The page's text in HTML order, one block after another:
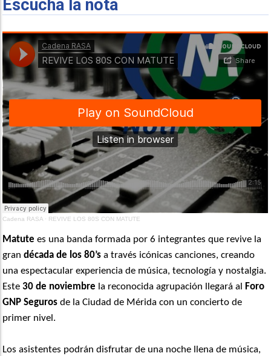
Escucha la nota
Cadena RASA · REVIVE LOS 80S CON MATUTE
Matute es una banda formada por 6 integrantes que revive la
grandécada de los 80’s a través icónicas canciones, creando
una espectacular experiencia de música, tecnología y nostalgia.
Este 30 de noviembre la reconocida agrupación llegará al
Foro
GNP Seguros de la Ciudad de Mérida con un concierto de
primer nivel.
Los asistentes podrán disfrutar de una noche llena de música,